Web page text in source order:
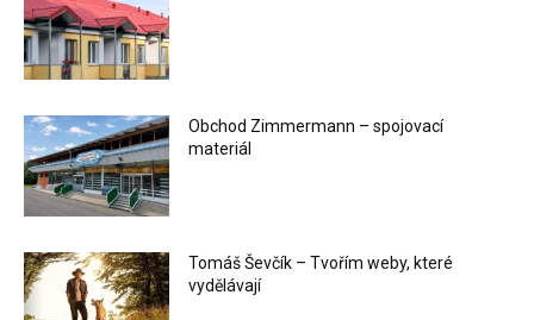
Obchod Zimmermann – spojovací
materiál
Tomáš Ševčík – Tvořím weby, které
vydělávají